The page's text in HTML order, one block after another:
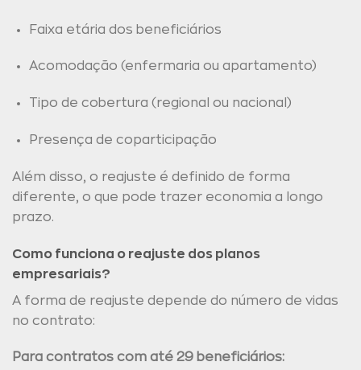
Faixa etária dos beneficiários
Acomodação (enfermaria ou apartamento)
Tipo de cobertura (regional ou nacional)
Presença de coparticipação
Além disso, o reajuste é definido de forma
diferente, o que pode trazer economia a longo
prazo.
Como funciona o reajuste dos planos
empresariais?
A forma de reajuste depende do número de vidas
no contrato:
Para contratos com até 29 beneficiários: